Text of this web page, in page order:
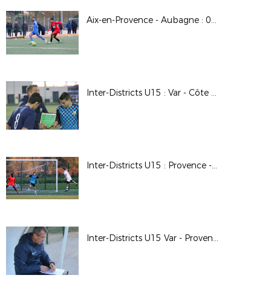
Aix-en-Provence - Aubagne : 0-4 (6ème tour de la Coupe de France)
Inter-Districts U15 : Var - Côte d'Azur 0-0 (Brignoles)
Inter-Districts U15 : Provence - Côte d'Azur 2-1 (Brignoles)
Inter-Districts U15 Var - Provence 0-1 (Brignoles)